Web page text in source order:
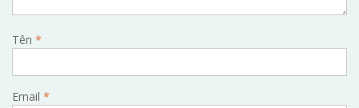
Tên *
Email *